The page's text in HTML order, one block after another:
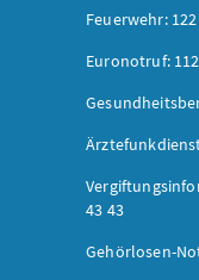
Feuerwehr: 122
Euronotruf: 112
43 43
Gehörlosen-